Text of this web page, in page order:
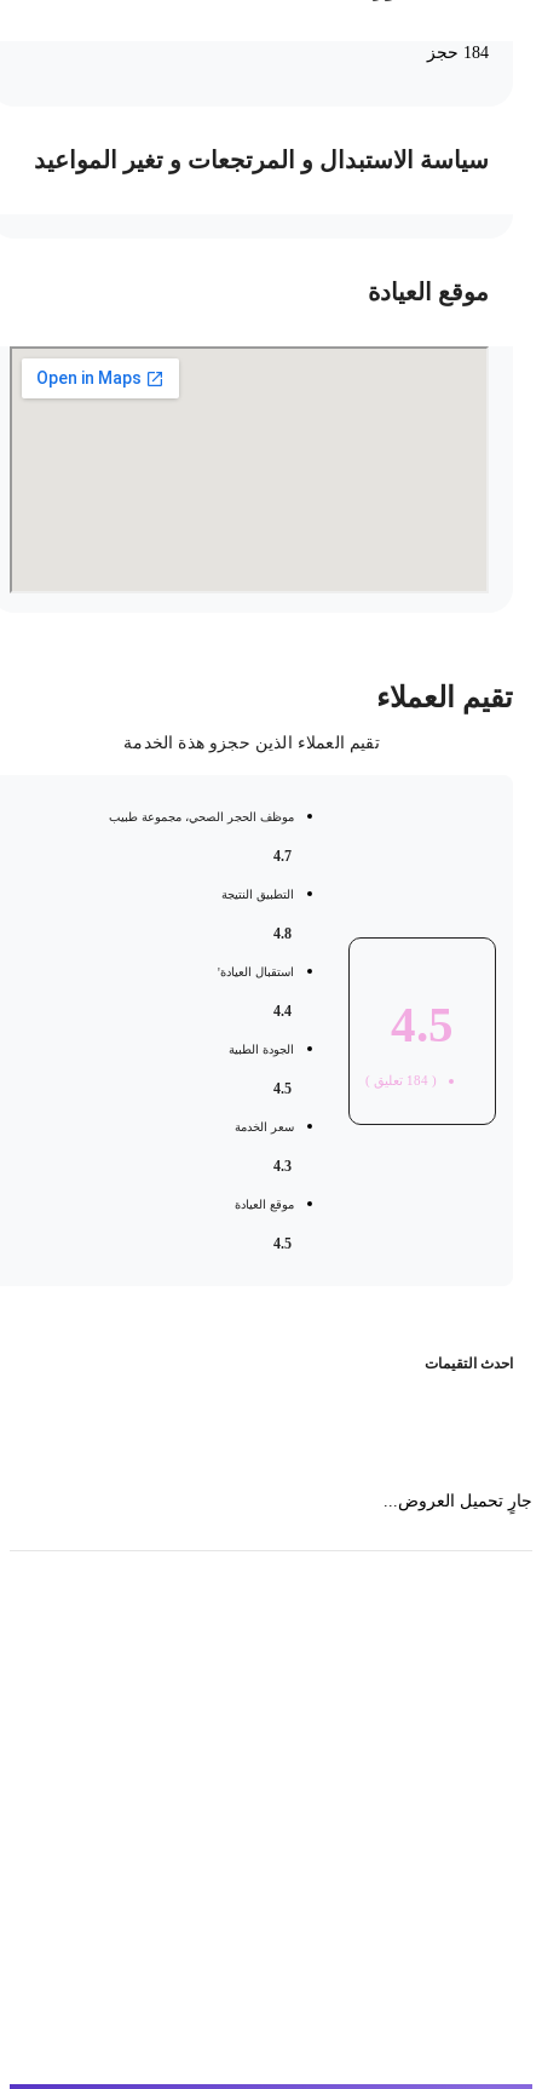
سياسة الاستبدال و المرتجعات و تغير المواعيد
موقع العيادة
العملاء
تقيم العملاء الذين حجزو هذة الخدمة
4.5
184 تعليق )
موظف الحجر الصحي، مجموعة طبيب
التطبيق النتيجة
استقبال العيادة'
الجودة الطبية
سعر الخدمة
موقع العيادة
التقيمات
تحميل العروض...